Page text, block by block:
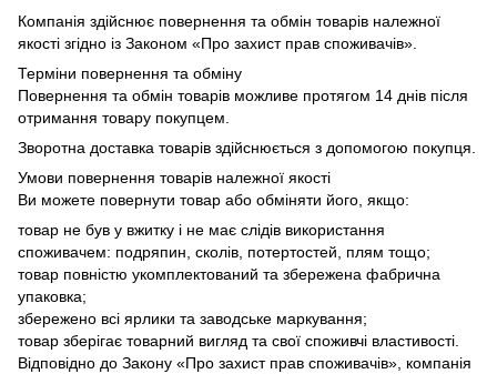
Компанія здійснює повернення та обмін товарів належної
якості згідно із Законом «Про захист прав споживачів».
Терміни повернення та обміну
Повернення та обмін товарів можливе протягом 14 днів після
отримання товару покупцем.
Зворотна доставка товарів здійснюється з допомогою покупця.
Умови повернення товарів належної якості
Ви можете повернути товар або обміняти його, якщо:
товар не був у вжитку і не має слідів використання
споживачем: подряпин, сколів, потертостей, плям тощо;
товар повністю укомплектований та збережена фабрична
упаковка;
збережено всі ярлики та заводське маркування;
товар зберігає товарний вигляд та свої споживчі властивості.
Відповідно до Закону «Про захист прав споживачів», компанія